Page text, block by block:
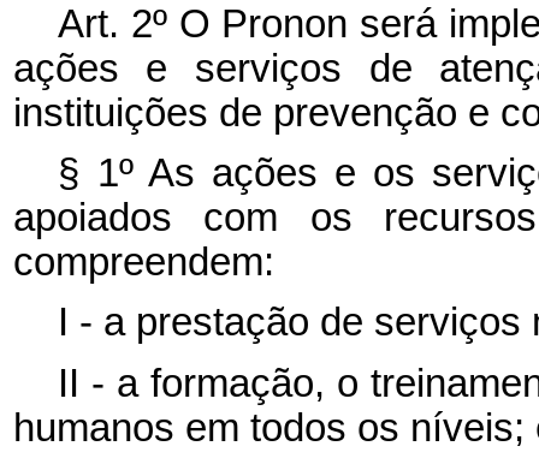
Art. 2º O Pronon será
ações e serviços de
instituições de prevenção e
§ 1º As ações e os
apoiados com os
compreendem:
I - a prestação de
II - a formação, o
humanos em todos os níveis;